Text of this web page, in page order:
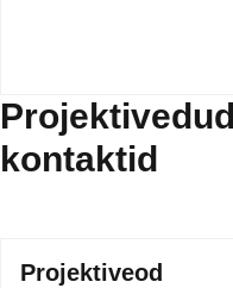
kontaktid
Projektiveod